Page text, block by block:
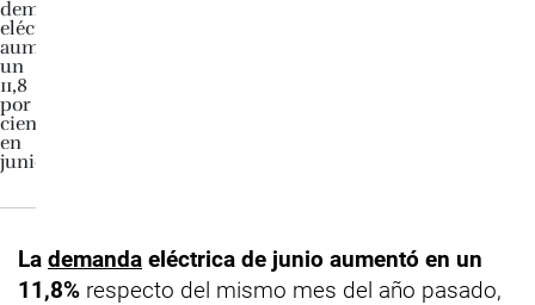
La demanda eléctrica de junio aumentó en un
11,8% respecto del mismo mes del año pasado,